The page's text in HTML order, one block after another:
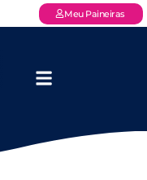
Meu Paineiras